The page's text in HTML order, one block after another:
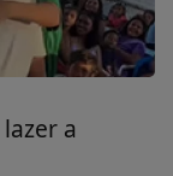
a